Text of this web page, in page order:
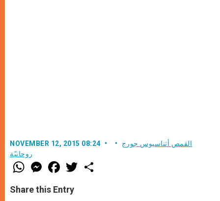
NOVEMBER 12, 2015 08:24
القمص أثناسيوس جورج
روحانيّة
W
h
t
s
M
e
s
e
F
a
e
b
T
w
Share this Entry